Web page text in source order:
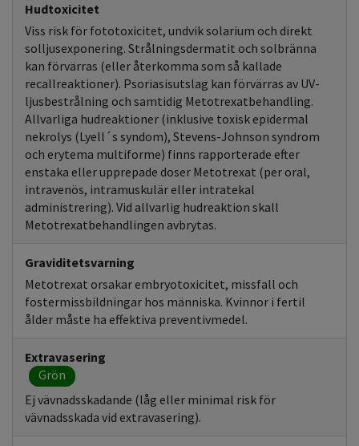
Hudtoxicitet
Viss risk för fototoxicitet, undvik solarium och direkt
solljusexponering. Strålningsdermatit och solbränna
kan förvärras (eller återkomma som så kallade
recallreaktioner). Psoriasisutslag kan förvärras av UV-
ljusbestrålning och samtidig Metotrexatbehandling.
Allvarliga hudreaktioner (inklusive toxisk epidermal
nekrolys (Lyell´s syndom), Stevens-Johnson syndrom
och erytema multiforme) finns rapporterade efter
enstaka eller upprepade doser Metotrexat (per oral,
intravenös, intramuskulär eller intratekal
administrering). Vid allvarlig hudreaktion skall
Metotrexatbehandlingen avbrytas.
Graviditetsvarning
Metotrexat orsakar embryotoxicitet, missfall och
fostermissbildningar hos människa. Kvinnor i fertil
ålder måste ha effektiva preventivmedel.
Extravasering
Grön
Ej vävnadsskadande (låg eller minimal risk för
vävnadsskada vid extravasering).